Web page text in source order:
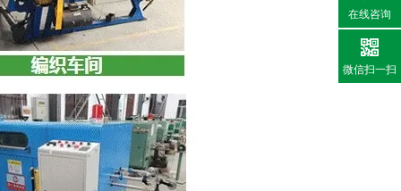
在线咨询
微信扫一扫